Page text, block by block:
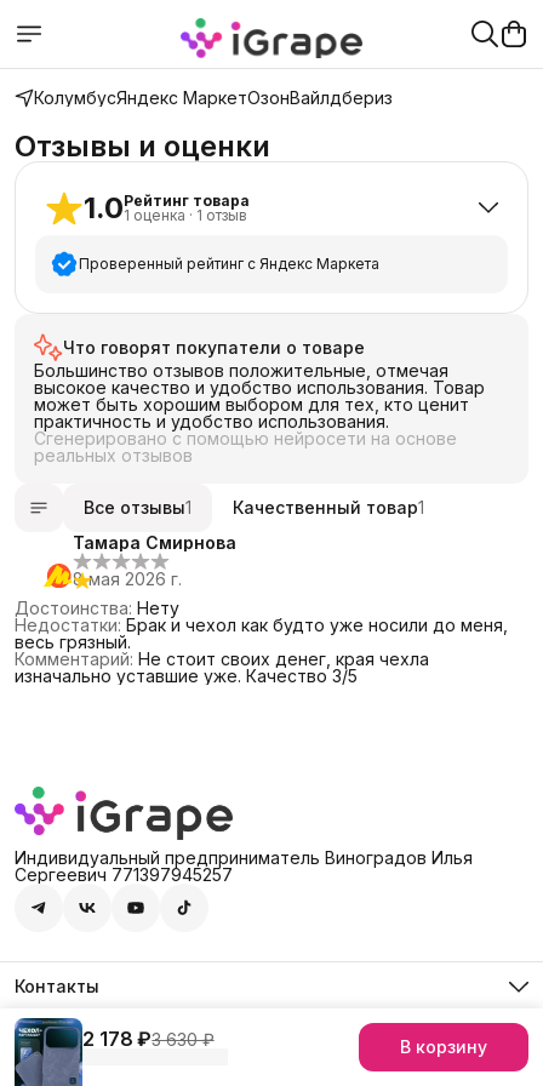
КолумбусЯндекс МаркетОзонВайлдбериз
Отзывы и оценки
1.0Рейтинг товара
1 оценка · 1 отзыв
Проверенный рейтинг с Яндекс Маркета
4 звезды
3 звезды
2 звезды
1 звезда
Что говорят покупатели о товаре
Большинство отзывов положительные, отмечая
высокое качество и удобство использования. Товар
может быть хорошим выбором для тех, кто ценит
практичность и удобство использования.
Сгенерировано с помощью нейросети на основе
реальных отзывов
Все отзывы1 Качественный товар1
Тамара Смирнова
8 мая 2026 г.
Достоинства: Нету
Недостатки: Брак и чехол как будто уже носили до меня,
весь грязный.
Комментарий: Не стоит своих денег, края чехла
изначально уставшие уже. Качество 3/5
2 178 ₽3 630 ₽ В корзину
Индивидуальный предприниматель Виноградов Илья
Сергеевич 771397945257
Контакты
Адрес
Россия, 127474, Москва, г. Москва, ул. Дмитровское шоссе,
д. 60А
Телефон
8 (903) 290-03-88
© iGrape Group 2026Оплата Правила возврата